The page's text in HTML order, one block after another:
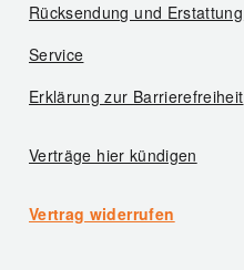
Rücksendung und Erstattung
Service
Erklärung zur Barrierefreiheit
Verträge hier kündigen
Vertrag widerrufen